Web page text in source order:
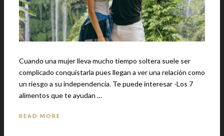
Cuando una mujer lleva mucho tiempo soltera suele ser
complicado conquistarla pues llegan a ver una relación como
un riesgo a su independencia. Te puede interesar -Los 7
alimentos que te ayudan …
READ MORE